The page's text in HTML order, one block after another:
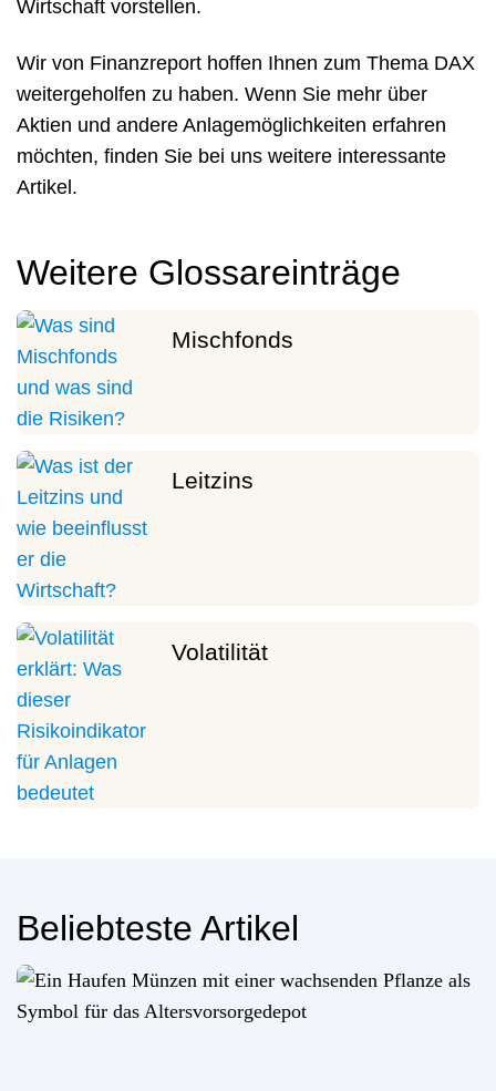
Wirtschaft vorstellen.
Wir von Finanzreport hoffen Ihnen zum Thema DAX
weitergeholfen zu haben. Wenn Sie mehr über
Aktien und andere Anlagemöglichkeiten erfahren
möchten, finden Sie bei uns weitere interessante
Artikel.
Weitere Glossareinträge
Mischfonds
Leitzins
Volatilität
Beliebteste Artikel